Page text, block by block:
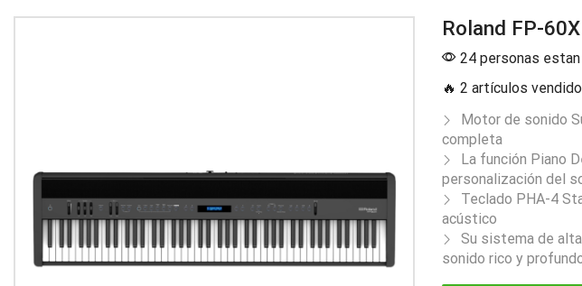
Roland FP-
24 personas
🔥 2 artículos
Motor de sonido
completa
La función Piano
personalización del
Teclado PHA-4
acústico
Su sistema de
sonido rico y